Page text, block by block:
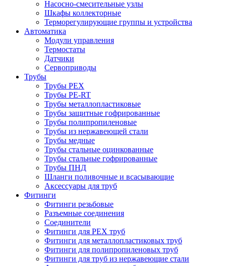
Насосно-смесительные узлы
Шкафы коллекторные
Терморегулирующие группы и устройства
Автоматика
Модули управления
Термостаты
Датчики
Сервоприводы
Трубы
Трубы PEX
Трубы PE-RT
Трубы металлопластиковые
Трубы защитные гофрированные
Трубы полипропиленовые
Трубы из нержавеющей стали
Трубы медные
Трубы стальные оцинкованные
Трубы стальные гофрированные
Трубы ПНД
Шланги поливочные и всасывающие
Аксессуары для труб
Фитинги
Фитинги резьбовые
Разъемные соединения
Соединители
Фитинги для PEX труб
Фитинги для металлопластиковых труб
Фитинги для полипропиленовых труб
Фитинги для труб из нержавеющие стали